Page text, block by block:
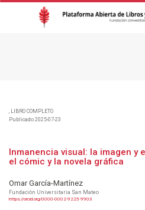
, LIBRO COMPLETO
Inmanencia visual: la imagen y
el cómic y la novela gráfica
Publicado 2025-07-23
Omar García-Martínez
Fundación Universitaria San Mateo
https://orcid.org/0000-0002-9225-9903